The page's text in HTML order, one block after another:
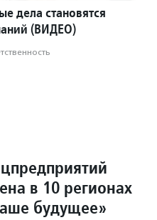
дела становятся
(ВИДЕО)
в 10 регионах
будущее»